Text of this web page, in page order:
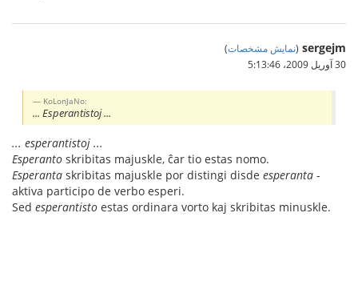
sergejm
(نمایش مشخصات)
30 آوریل 2009،‏ 5:13:46
KoLonJaNo:
... Esperantistoj ...
... esperantistoj ...
Esperanto skribitas majuskle, ĉar tio estas nomo.
Esperanta skribitas majuskle por distingi disde esperanta -
aktiva participo de verbo esperi.
Sed esperantisto estas ordinara vorto kaj skribitas minuskle.